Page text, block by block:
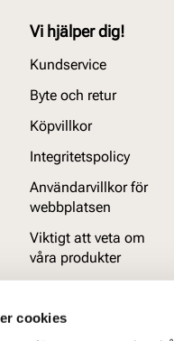
cookies
Vi hjälper dig!
Kundservice
Byte och retur
Köpvillkor
Integritetspolicy
Användarvillkor för
webbplatsen
Viktigt att veta om
våra produkter